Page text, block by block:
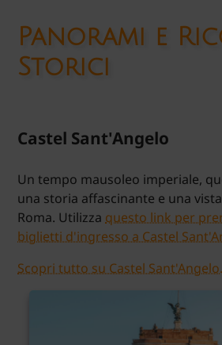
Panorami e
Storici
Castel Sant'Angelo
Un tempo mausoleo imperiale,
una storia affascinante e una
Roma. Utilizza questo link per
biglietti d'ingresso a Castel
Scopri tutto su Castel Sant'Angelo.